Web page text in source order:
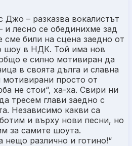
Джо – разказва вокалистът
и лесно се обединихме зад
сме били на сцена заедно от
шоу в НДК. Той има нов
е силно мотивиран да
в своята дълга и славна
просто от
не стои“, ха-ха. Свири ни
тресем глави заедно с
Независимо какви са
и върху нови песни, но
за самите шоута.
нещо различно и готино!“